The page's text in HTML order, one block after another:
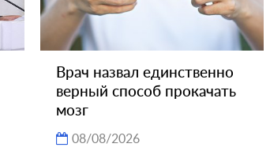
Врач назвал единственно
верный способ прокачать
мозг
08/08/2026